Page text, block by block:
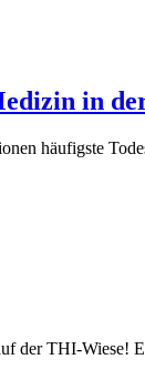
in
häufigste
der THI-